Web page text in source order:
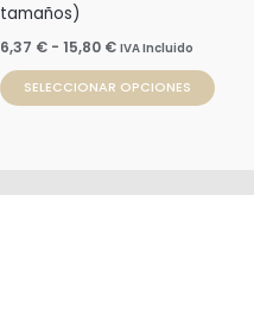
tamaños)
6,37 € - 15,80 € IVA Incluido
SELECCIONAR OPCIONES
de